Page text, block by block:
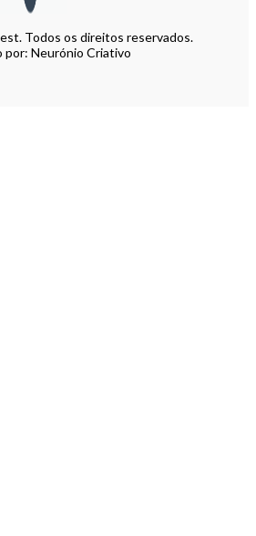
Todos os direitos reservados.
por: Neurónio Criativo